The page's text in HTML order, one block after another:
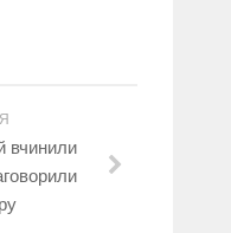
вчинили